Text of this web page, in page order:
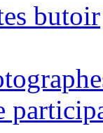
butoir